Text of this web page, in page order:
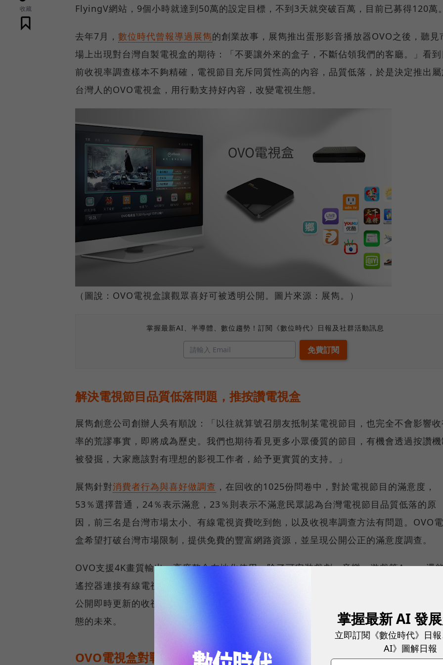
收藏 FlyingV網站，9個小時就達到50萬的設定目標，不到3天就突破百萬，目前已募得120萬
去年7月， 數位時代曾報導過展雋的創業故事，展雋推出蛋形影音播放器OVO之後，聽見
場上出現對台灣自製電視盒的期待：「不要讓外來的盒子，不斷佔領我們的客廳。」看
前收視率調查樣本不夠精確，電視節目充斥同質性高的內容，品質低落，於是決定推出
台灣人的OVO電視盒，用行動支持好內容，改變電視生態。
（圖說：OVO電視盒讓觀眾喜好可被透明公開。圖片來源：展雋。）
掌握最新AI、半導體、數位趨勢！訂閱《數位時代》日報及社群活動訊息
解決電視節目品質低落問題，推按讚電視盒
展雋創意公司創辦人吳有順說：「以往就算號召朋友抵制某電視節目，也完全不會影響
率的荒謬事實，即將成為歷史。我們也期待看見更多小眾優質的節目，有機會透過按讚
被發掘，大家應該對有理想的影視工作者，給予更實質的支持。」
展雋針對消費者行為與喜好做調查 ，在回收的1025份問卷中，對於電視節目的滿意度，
53％選擇普通，24％表示滿意，23％則表示不滿意民眾認為台灣電視節目品質低落的原
因，前三名是台灣市場太小、有線電視資費吃到飽，以及收視率調查方法有問題。OVO
盒希望打破台灣市場限制，提供免費的豐富網路資源，並呈現公開公正的滿意度調查。
OVO支援4K畫質輸出、高度整合在地化使用，除了可安裝戲劇、音樂、遊戲等App，還
遙控器連接有線電視機上盒，讓消費者在看數位電視的時候給喜歡的電視節目按「讚」
公開即時更新的收視排行榜，讓每個人都能參與雲端收視率與滿意度調查，決定台灣電
態的未來。
OVO電視盒對戰小米
掌握最新 AI 發
立即訂閱《數位時代》日
AI》圖解日報